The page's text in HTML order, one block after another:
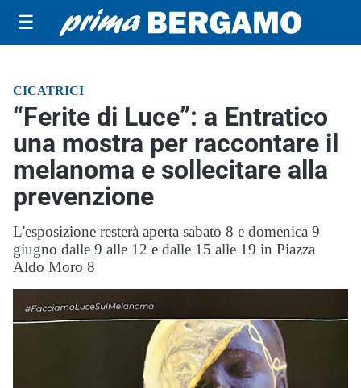
☰
CICATRICI
“Ferite di Luce”: a Entratico
una mostra per raccontare il
melanoma e sollecitare alla
prevenzione
L'esposizione resterà aperta sabato 8 e domenica 9
giugno dalle 9 alle 12 e dalle 15 alle 19 in Piazza
Aldo Moro 8